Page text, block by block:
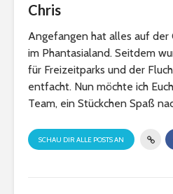
Chris
Angefangen hat alles auf
im Phantasialand. Seitdem
für Freizeitparks und der
entfacht. Nun möchte ich
Team, ein Stückchen Spaß
SCHAU DIR ALLE POSTS AN